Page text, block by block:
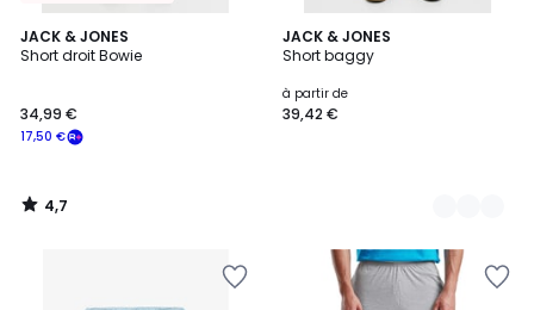
JACK & JONES
Short droit Bowie
17,50 €
34,99 €
4,7
/ 5
4,7
/
JACK & JONES
Short baggy
à partir de
39,42 €
4
Couleurs